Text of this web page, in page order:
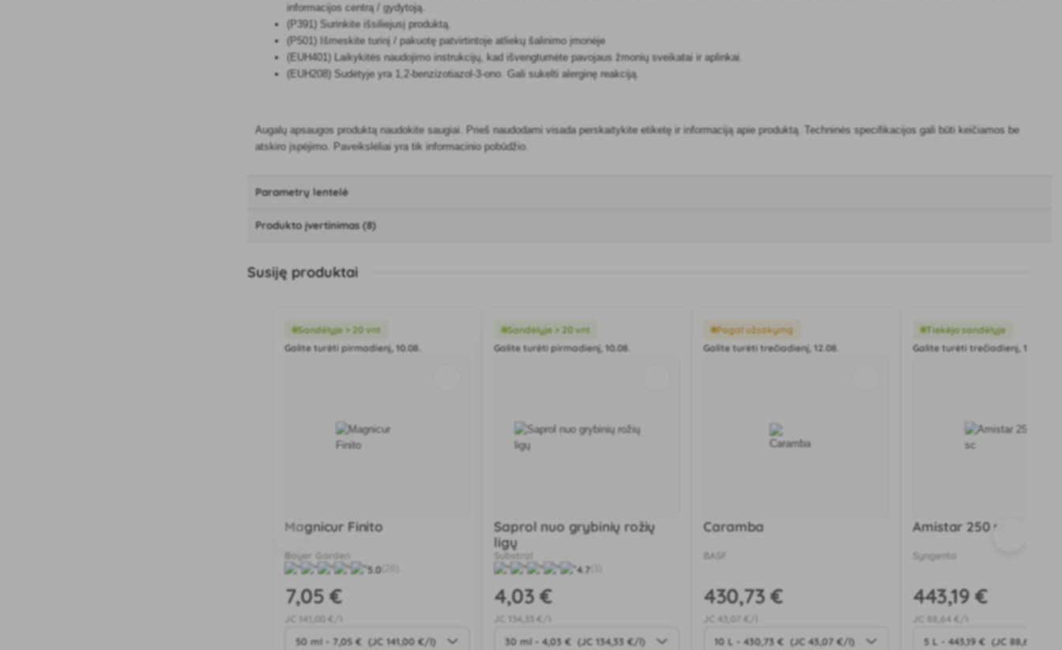
informacijos centrą / gydytoją.
(P391) Surinkite išsiliejusį produktą.
(P501) Išmeskite turinį / pakuotę patvirtintoje atliekų šalinimo įmonėje
(EUH401) Laikykitės naudojimo instrukcijų, kad išvengtumėte pavojaus žmonių sveikatai ir aplinkai.
(EUH208) Sudėtyje yra 1,2-benzizotiazol-3-ono. Gali sukelti alerginę reakciją.
Augalų apsaugos produktą naudokite saugiai. Prieš naudodami visada perskaitykite etiketę ir informaciją apie produktą. Techninės specifikacijos gali būti keičiamos be
atskiro įspėjimo. Paveikslėliai yra tik informacinio pobūdžio.
Parametrų lentelė
Produkto įvertinimas (8)
Susiję produktai
Sandėlyje > 20 vnt
Galite turėti pirmadienį, 10.08.
Magnicur Finito
Bayer Garden
5.0
7,05 €
141 ,00 €/l
Sandėlyje > 20 vnt
Galite turėti pirmadienį, 10.08.
Saprol nuo grybinių rožių
ligų
Substral
4.7
4,03 €
134 ,33 €/l
Pagal užsakymą
Galite turėti trečiadienį, 12.08.
Caramba
BASF
430,73 €
43 ,07 €/l
Tiekėjo sandėlyje
Galite turėti trečiadienį, 12.08.
Amistar 250 sc
Syngenta
443,19 €
88 ,64 €/l